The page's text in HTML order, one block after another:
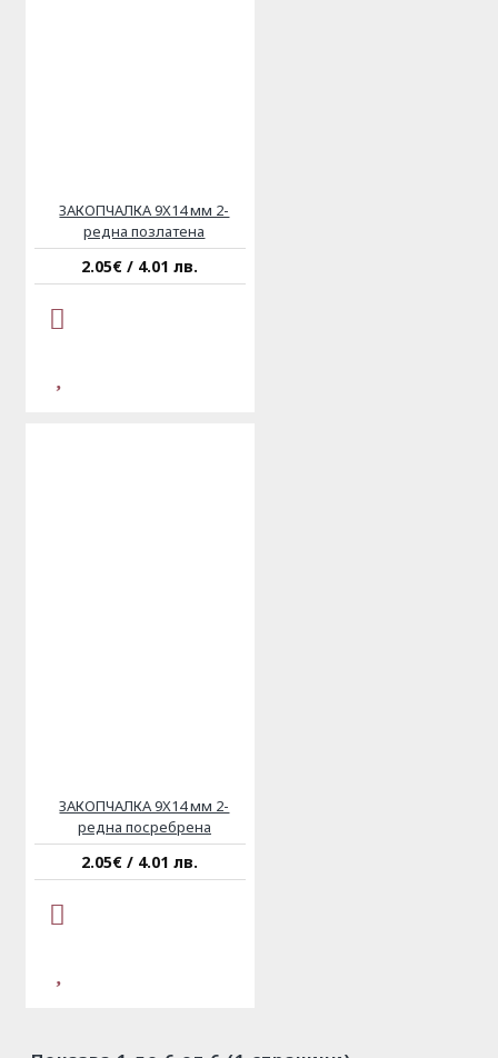
ЗАКОПЧАЛКА 9X14 мм 2-
редна позлатена
2.05€ / 4.01 лв.
ЗАКОПЧАЛКА 9X14 мм 2-
редна посребрена
2.05€ / 4.01 лв.